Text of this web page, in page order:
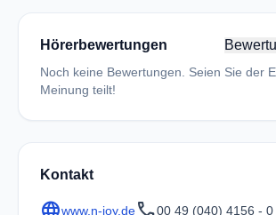
Hörerbewertungen
Noch keine Bewertungen. Seien Sie der
Meinung teilt!
Kontakt
www.n-joy.de 00 49 (040) 4156 - 0